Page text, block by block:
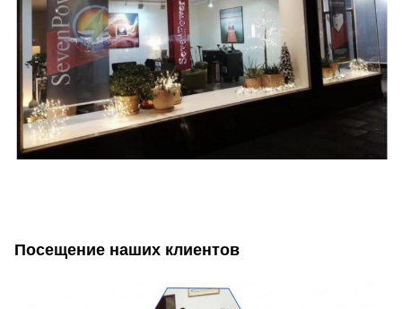
Посещение наших клиентов